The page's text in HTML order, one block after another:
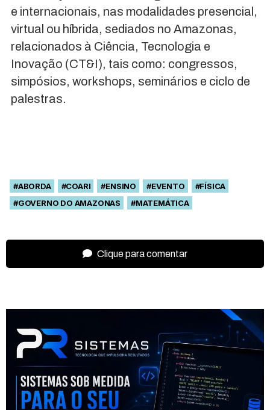
e internacionais, nas modalidades presencial,
virtual ou híbrida, sediados no Amazonas,
relacionados à Ciência, Tecnologia e
Inovação (CT&I), tais como: congressos,
simpósios, workshops, seminários e ciclo de
palestras.
#ABORDA #COARI #ENSINO #EVENTO
#FÍSICA
#GOVERNO DO AMAZONAS
#MATEMÁTICA
Clique para comentar